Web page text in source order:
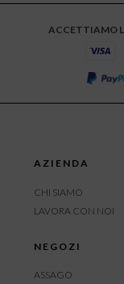
ACCETTIAMO
AZIENDA
CHI SIAMO
LAVORA CON NOI
NEGOZI
ASSAGO